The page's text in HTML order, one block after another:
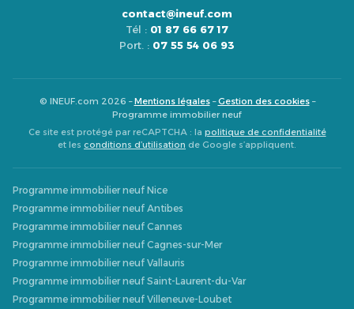
contact@ineuf.com
Tél : 01 87 66 67 17
Port. : 07 55 54 06 93
© INEUF.com 2026 –Mentions légales–Gestion des cookies–
Programme immobilier neuf
Ce site est protégé par reCAPTCHA : la politique de confidentialité
et les conditions d’utilisation de Google s’appliquent.
Programme immobilier neuf Nice
Programme immobilier neuf Antibes
Programme immobilier neuf Cannes
Programme immobilier neuf Cagnes-sur-Mer
Programme immobilier neuf Vallauris
Programme immobilier neuf Saint-Laurent-du-Var
Programme immobilier neuf Villeneuve-Loubet